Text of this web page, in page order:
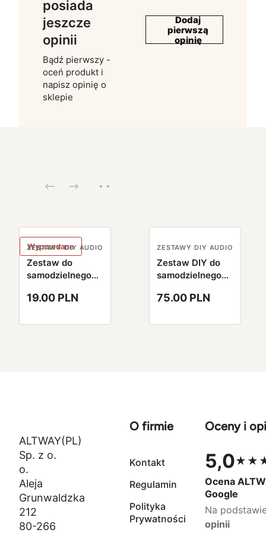
posiada
jeszcze
opinii
Bądź pierwszy -
oceń produkt i
napisz opinię o
sklepie
Dodaj
pierwszą
opinię
Wyprzedane
ZESTAWY DIY AUDIO
Zestaw do
samodzielnego
bezprzewodowy
Kit
19.00 PLN
ZESTAWY DIY AUDIO
Zestaw DIY do
samodzielnego
Bluetooth z
czarny
75.00 PLN
ALTWAY(PL)
Sp. z o.
o.
Aleja
Grunwaldzka
212
80-266
O firmie
Kontakt
Regulamin
Polityka
Prywatności
Oceny i
5,0
Ocena 5,0
Ocena
Google
Na
opinii